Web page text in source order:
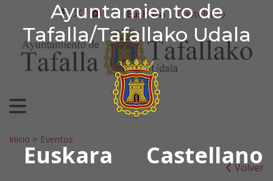
Ayuntamiento de
Tafalla/Tafallako Udala
Euskara Castellano
Ir al contenido
Ayuntamiento de
facebook
twitter
youtube
Euskara Castellano
Bilatu:
Inicio > Eventos
Volver